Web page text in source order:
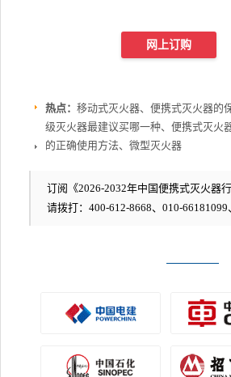
网上订购
热点： 移动式灭火器、便携式灭火器的
级灭火器最建议买哪一种、便携式灭火
的正确使用方法、微型灭火器
订阅《2026-2032年中国便携式灭火器
请拨打：400-612-8668、010-